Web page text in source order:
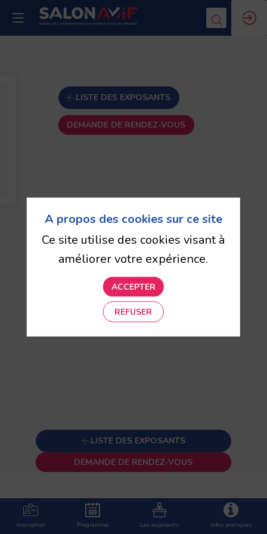
LISTE DES EXPOSANTS
DEMANDE DE RENDEZ-VOUS
LISTE DES EXPOSANTS
DEMANDE DE RENDEZ-VOUS
Internet
Inscription Programme Les exposants Infos pratiques
A propos des cookies sur ce site
Ce site utilise des cookies visant à
améliorer votre expérience.
ACCEPTER
REFUSER